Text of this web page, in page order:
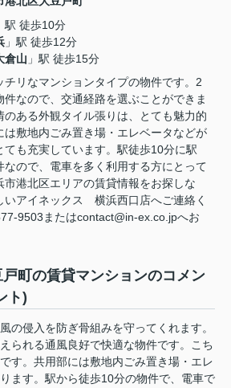
駅 徒歩10分
」駅 徒歩12分
倉山 」駅 徒歩15分
チリなマンションタイプの物件です。2
件なので、交通経路を選ぶことができま
のある外観タイル張りは、とても魅力的
は敷地内ごみ置き場・エレベータなどが
ても充実しています。駅徒歩10分に駅
なので、電車を多く利用する方にとって
市港北区エリアの賃貸情報をお探しな
いアイネックス 横浜西口店へご連絡く
9503またはcontact@in-ex.co.jpへお
町の賃貸マンションのコメン
ト)
の侵入を防ぎ骨組みを守ってくれます。
られる通風良好で快適な物件です。こち
す。共用部には敷地内ごみ置き場・エレ
ます。駅から徒歩10分の物件で、電車で